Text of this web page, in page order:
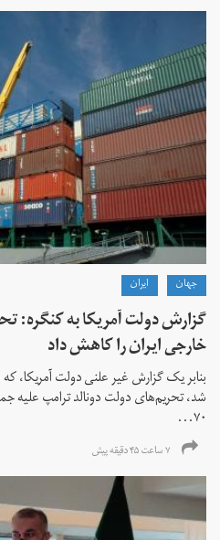
جهان ايران
خارجی ایران را کاهش داد
بنابر یک گزارش غیر علنی دولت آمریکا، که
۷۰...
۷ ساعت ۴۵ دقیقه پیش